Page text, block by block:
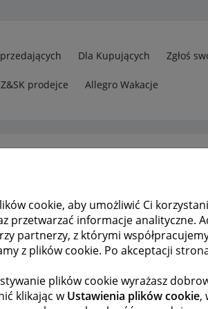
cookie, aby umożliwić Ci
przetwarzać informacje analityczne.
partnerzy, z którymi
z plików cookie. Po akceptacji
plików cookie wyrażasz
klikając wUstawienia plików cookie,
Dla Kupujących Zgłoś
prodejce Allegro Wakacje
Odp.: Oddział Zabrze - Allegro One,
POPRZEDNIA